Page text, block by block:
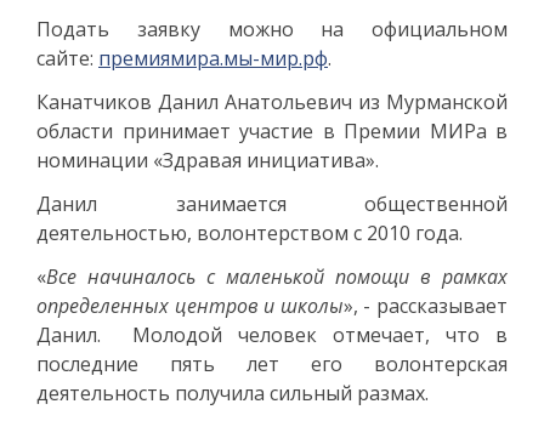
Подать заявку можно на официальном
сайте: премиямира.мы-мир.рф.
Канатчиков Данил Анатольевич из Мурманской
области принимает участие в Премии МИРа в
номинации «Здравая инициатива».
Данил занимается общественной
деятельностью, волонтерством с 2010 года.
«Все начиналось с маленькой помощи в рамках
определенных центров и школы», - рассказывает
Данил. Молодой человек отмечает, что в
последние пять лет его волонтерская
деятельность получила сильный размах.